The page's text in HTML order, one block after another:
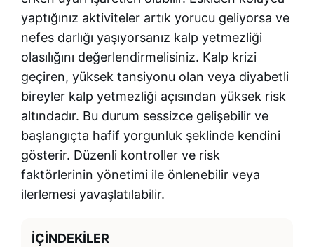
yaptığınız aktiviteler artık yorucu geliyorsa ve
nefes darlığı yaşıyorsanız kalp yetmezliği
olasılığını değerlendirmelisiniz. Kalp krizi
geçiren, yüksek tansiyonu olan veya diyabetli
bireyler kalp yetmezliği açısından yüksek risk
altındadır. Bu durum sessizce gelişebilir ve
başlangıçta hafif yorgunluk şeklinde kendini
gösterir. Düzenli kontroller ve risk
faktörlerinin yönetimi ile önlenebilir veya
ilerlemesi yavaşlatılabilir.
İÇINDEKILER